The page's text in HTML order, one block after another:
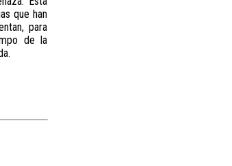
que han
para
de la